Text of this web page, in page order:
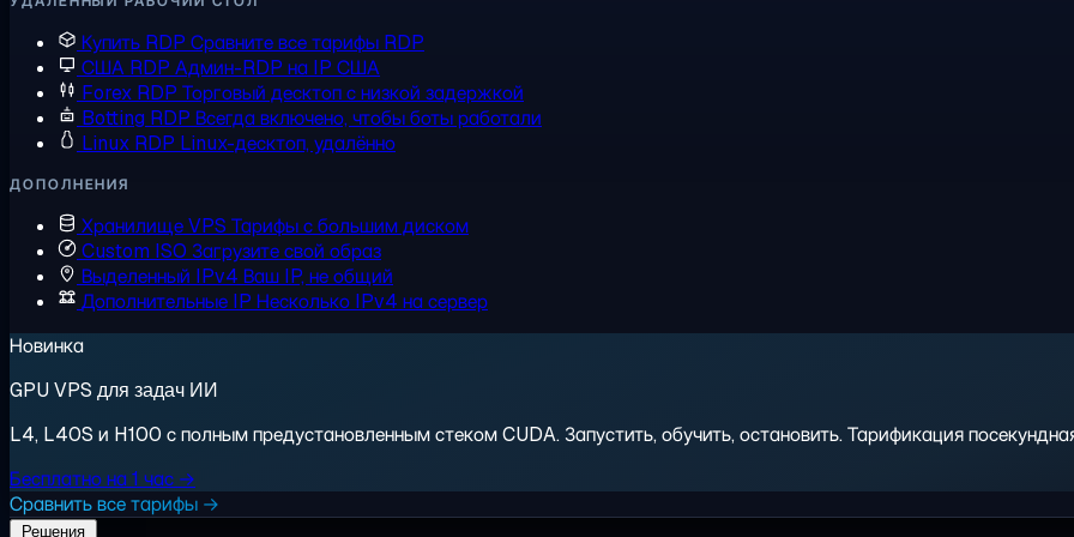
Купить RDP Сравните все тарифы RDP
США RDP Админ-RDP на IP США
Forex RDP Торговый десктоп с низкой задержкой
Botting RDP Всегда включено, чтобы боты работали
Linux RDP Linux-десктоп, удалённо
ДОПОЛНЕНИЯ
Хранилище VPS Тарифы с большим диском
Custom ISO Загрузите свой образ
Выделенный IPv4 Ваш IP, не общий
Дополнительные IP Несколько IPv4 на сервер
Новинка
GPU VPS для задач ИИ
L4, L40S и H100 с полным предустановленным стеком CUDA. Запустить, обучить, остановить. Тарификация
Бесплатно на 1 час →
Сравнить все тарифы →